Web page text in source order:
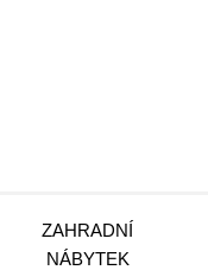
ZAHRADNÍ
NÁBYTEK